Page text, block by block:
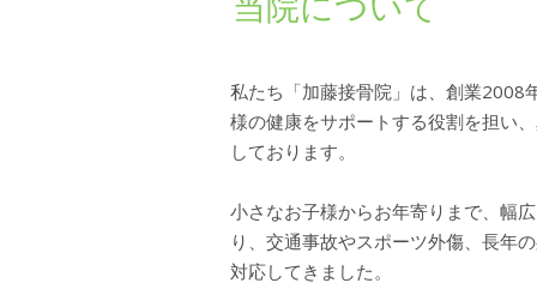
当院について
私たち「加藤接骨院」は、創業2008
様の健康をサポートする役割を担い
しております。
小さなお子様からお年寄りまで、幅
り、交通事故やスポーツ外傷、長年
対応してきました。